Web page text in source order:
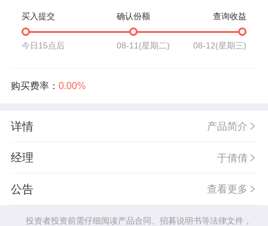
买入提交 确认份额 查询收益
今日15点后 08-11(星期二) 08-12(星期三)
购买费率： 0.00%
详情 产品简介
经理 于倩倩
公告 查看更多
投资者投资前需仔细阅读产品合同、招募说明书等法律文件，